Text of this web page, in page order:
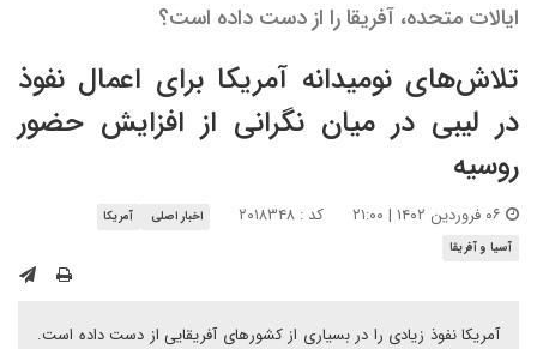
ایالات متحده، آفریقا را از دست داده است؟
تلاش‌های نومیدانه آمریکا برای اعمال نفوذ
در لیبی در میان نگرانی از افزایش حضور
روسیه
کد : ۲۰۱۸۳۴۸ اخبار اصلی
آمریکا
آسیا و آفریقا
آمریکا نفوذ زیادی را در بسیاری از کشورهای آفریقایی از دست داده است.